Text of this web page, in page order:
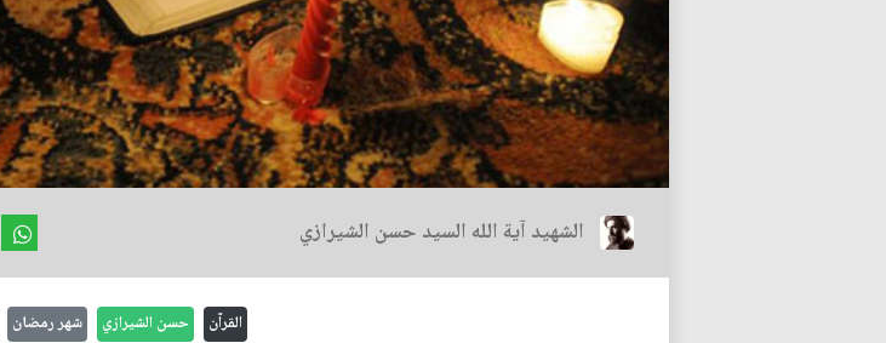
الشهيد آية الله السيد حسن الشيرازي
القرآن حسن الشيرازي شهر رمضان